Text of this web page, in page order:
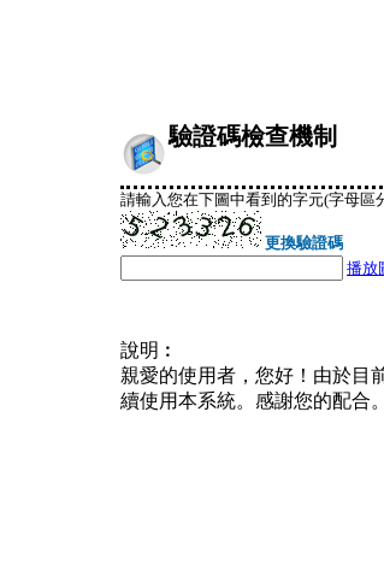
驗證碼檢查機制
請輸入您在下圖中看到的字元(字母區
更換驗證碼
播放
說明︰
親愛的使用者，您好！由於目
續使用本系統。感謝您的配合。